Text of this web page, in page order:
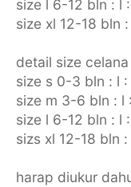
size l 6-12 bln : l
size xl 12-18 bln
detail size celana
size s 0-3 bln : l
size m 3-6 bln : l
size l 6-12 bln : l
sizs xl 12-18 bln
harap diukur